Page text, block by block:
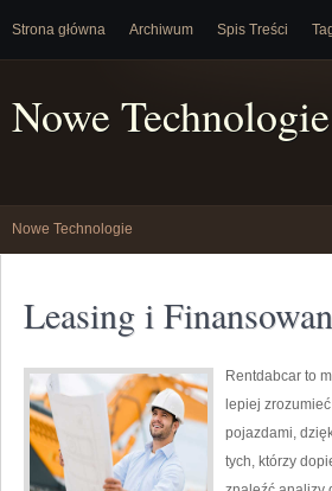
Strona główna Archiwum Spis Treści
Nowe Technologie
Nowe Technologie
Leasing i
Rentdabcar to
lepiej
pojazdami,
tych, którzy